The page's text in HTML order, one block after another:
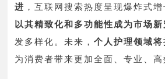
进 ，互联网搜索热度呈现爆炸式
以其精致化和多功能性成为市场新
发多样化。未来，个人护理领域
为消费者带来更加全面、专业、